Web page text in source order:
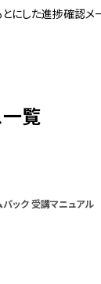
にした進捗確認メ
覧
パック 受講マニュアル